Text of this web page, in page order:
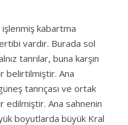
işlenmiş kabartma
vardır. Burada sol
tanrılar, buna karşın
belirtilmiştir. Ana
tanrıçası ve ortak
edilmiştir. Ana sahnenin
boyutlarda büyük Kral